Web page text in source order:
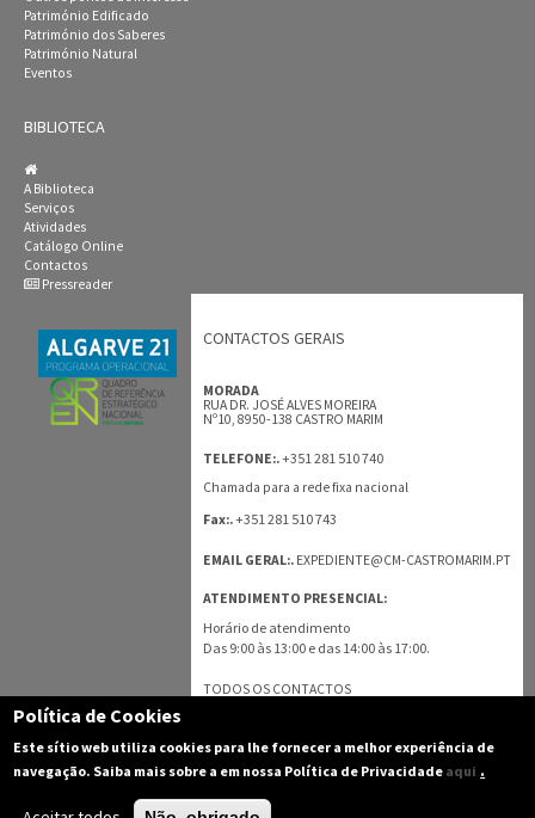
Património Edificado
Património dos Saberes
Património Natural
Eventos
BIBLIOTECA
A Biblioteca
Serviços
Atividades
Catálogo Online
Contactos
Pressreader
CONTACTOS GERAIS
MORADA
RUA DR. JOSÉ ALVES MOREIRA
Nº10, 8950-138 CASTRO MARIM
TELEFONE:.+351 281 510 740
Chamada para a rede fixa nacional
Fax:.+351 281 510 743
EMAIL GERAL:. EXPEDIENTE@CM-CASTROMARIM.PT
ATENDIMENTO PRESENCIAL:
Horário de atendimento
Das 9:00 às 13:00 e das 14:00 às 17:00.
TODOS OS CONTACTOS
Política de Cookies
Este sítio web utiliza cookies para lhe fornecer a melhor experiência de
navegação. Saiba mais sobre a em nossa Política de Privacidade aqui .